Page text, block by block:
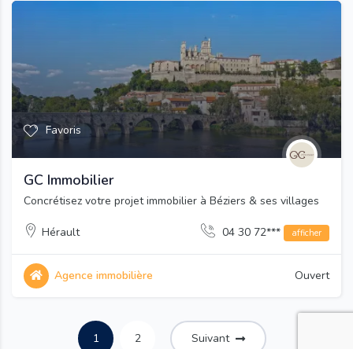
Favoris
GC Immobilier
Concrétisez votre projet immobilier à Béziers & ses villages
Hérault 04 30 72*** afficher
Agence immobilière Ouvert
1 2 Suivant